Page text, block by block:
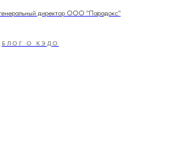
директор ООО "Парадокс"
БЛОГ О КЭДО